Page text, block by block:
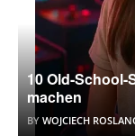
10 Old-School-
machen
BY WOJCIECH